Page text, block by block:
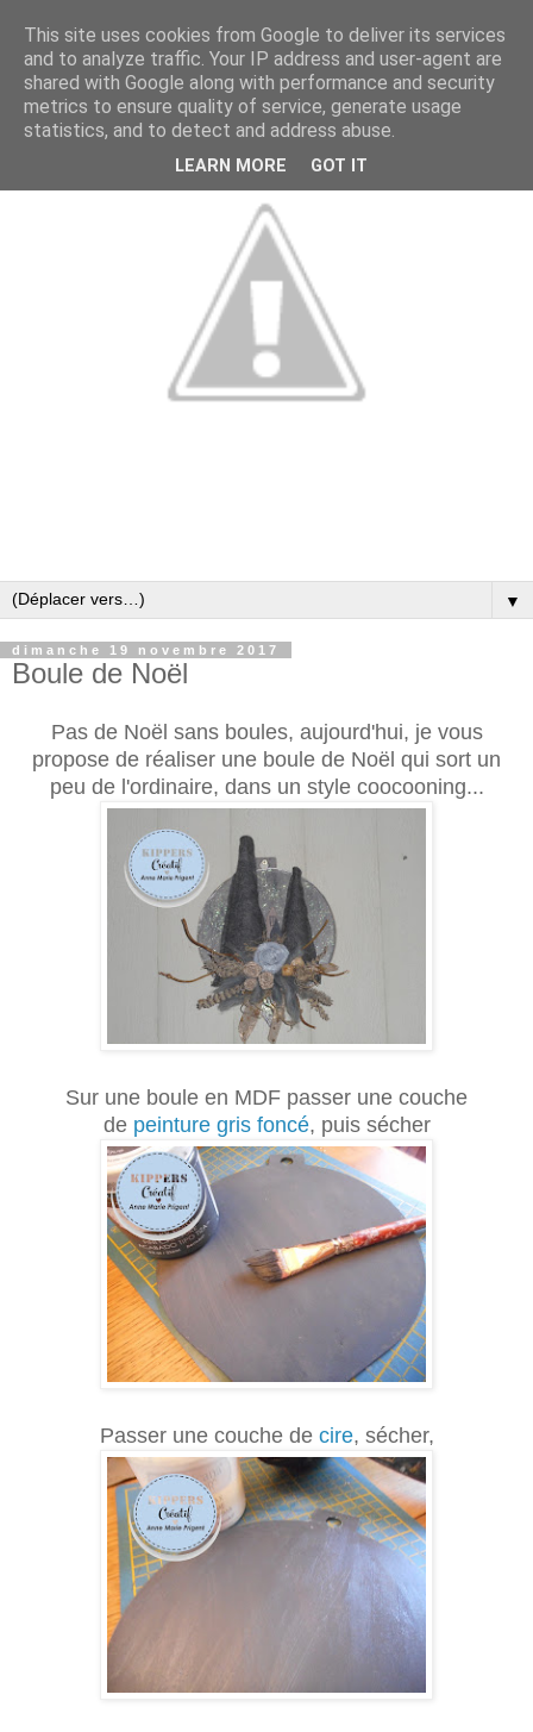
▼
dimanche 19 novembre 2017
Boule de Noël
Pas de Noël sans boules, aujourd'hui, je vous
propose de réaliser une boule de Noël qui sort un
peu de l'ordinaire, dans un style coocooning...
Sur une boule en MDF passer une couche
depeinture gris foncé, puis sécher
Passer une couche de cire, sécher,
This site uses cookies from Google to deliver its services
and to analyze traffic. Your IP address and user-agent are
shared with Google along with performance and security
metrics to ensure quality of service, generate usage
statistics, and to detect and address abuse.
LEARN MORE GOT IT